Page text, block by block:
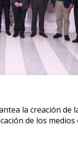
la creación
de los